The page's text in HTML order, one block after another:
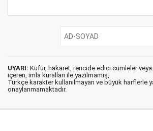
UYARI: Küfür, hakaret, rencide edici cümleler veya
içeren, imla kuralları ile yazılmamış,
Türkçe karakter kullanılmayan ve büyük harflerle
onaylanmamaktadır.